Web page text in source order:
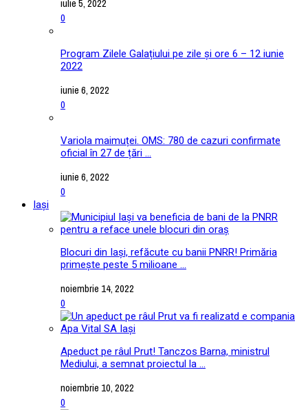
0
Program Zilele Galațiului pe zile și ore 6 – 12 iunie
2022
iunie 6, 2022
0
Variola maimuței. OMS: 780 de cazuri confirmate
oficial în 27 de țări ...
iunie 6, 2022
0
Iași
Blocuri din Iași, refăcute cu banii PNRR! Primăria
primește peste 5 milioane ...
noiembrie 14, 2022
0
Apeduct pe râul Prut! Tanczos Barna, ministrul
Mediului, a semnat proiectul la ...
noiembrie 10, 2022
0